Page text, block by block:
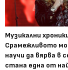
Музикални
Срамежливото
научи да вярва в
стана една от